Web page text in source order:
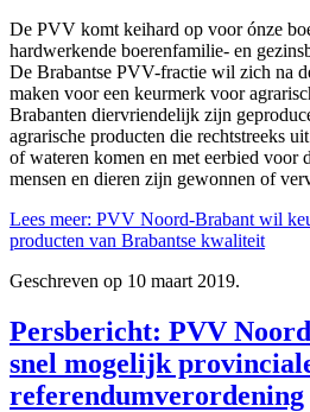
De PVV komt keihard op voor ónze
hardwerkende boerenfamilie- en
De Brabantse PVV-fractie wil zich na
maken voor een keurmerk voor
Brabanten diervriendelijk zijn
agrarische producten die rechtstreeks
of wateren komen en met eerbied voor
mensen en dieren zijn gewonnen of
Lees meer: PVV Noord-Brabant wil
producten van Brabantse kwaliteit
Geschreven op 10 maart 2019.
Persbericht: PVV
snel mogelijk
referendumverordening